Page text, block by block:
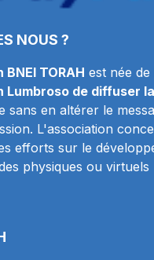
NOUS ?
TORAH est née
Lumbroso de diffuser
sans en altérer le
L'association
efforts sur le
physiques ou virtuels